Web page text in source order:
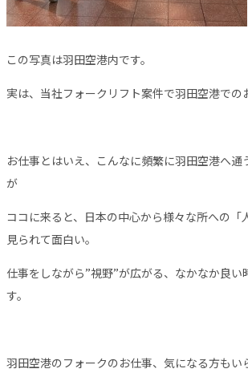
この写真は羽田空港内です。
実は、当社フォークリフト案件で羽田空港での
お仕事とはいえ、こんなに頻繁に羽田空港へ通
が
ココに来ると、日本の中心から様々な所への「
見られて面白い。
仕事をしながら”視野”が広がる、なかなか良い
す。
羽田空港のフォークのお仕事、気になる方もい